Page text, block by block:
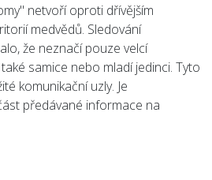
netvoří oproti dřívějším
medvědů. Sledování
že neznačí pouze velcí
samice nebo mladí jedinci. Tyto
komunikační uzly. Je
předávané informace na